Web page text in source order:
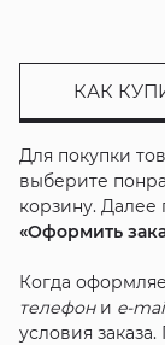
КАК
Для покупки
выберите
корзину. Далее
«Оформить
Когда
телефони e-
условия